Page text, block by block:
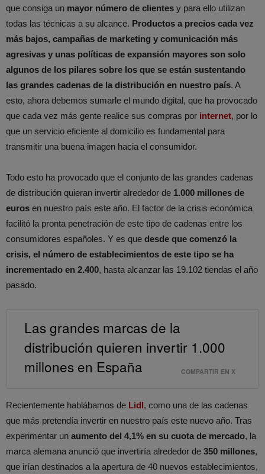
que consiga un mayor número de clientes y para ello utilizan
todas las técnicas a su alcance. Productos a precios cada vez
más bajos, campañas de marketing y comunicación más
agresivas y unas políticas de expansión mayores son solo
algunos de los pilares sobre los que se están sustentando
las grandes cadenas de la distribución en nuestro país. A
esto, ahora debemos sumarle el mundo digital, que ha provocado
que cada vez más gente realice sus compras por internet, por lo
que un servicio eficiente al domicilio es fundamental para
transmitir una buena imagen hacia el consumidor.
Todo esto ha provocado que el conjunto de las grandes cadenas
de distribución quieran invertir alrededor de 1.000 millones de
euros en nuestro país este año. El factor de la crisis económica
facilitó la pronta penetración de este tipo de cadenas entre los
consumidores españoles. Y es que desde que comenzó la
crisis, el número de establecimientos de este tipo se ha
incrementado en 2.400, hasta alcanzar las 19.102 tiendas el año
pasado.
Las grandes marcas de la
distribución quieren invertir 1.000
millones en España
COMPARTIR EN X
Recientemente hablábamos de Lidl, como una de las cadenas
que más pretendía invertir en nuestro país este nuevo año. Tras
experimentar un aumento del 4,1% en su cuota de mercado, la
marca alemana anunció que invertiría alrededor de 350 millones,
que irían destinados a la apertura de 40 nuevos establecimientos,